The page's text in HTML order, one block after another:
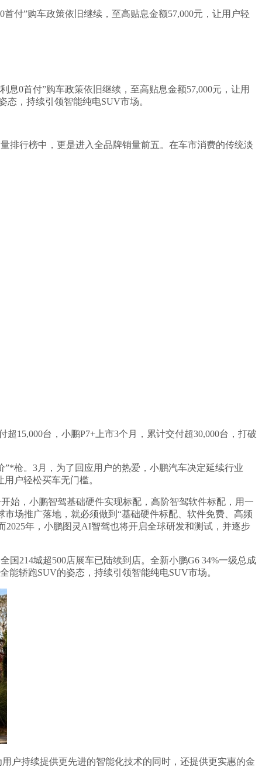
付”购车政策依旧继续，至高贴息金额57,000元，让用户轻
息0首付”购车政策依旧继续，至高贴息金额57,000元，让用
，持续引领智能纯电SUV市场。
排行榜中，更是进入全品牌销量前五。在车市消费的传统淡
15,000台，小鹏P7+上市3个月，累计交付超30,000台，打破
枪。3月，为了回应用户的热爱，小鹏汽车决定延续行业
户轻松买车无门槛。
始，小鹏智驾基础硬件实现标配，高阶智驾软件标配，用一
场推广落地，就必须做到“基础硬件标配、软件免费、高频
年，小鹏图灵AI智驾也将开启全球研发和测试，并逐步
214城超500店展车已陆续到店。全新小鹏G6 34%一级总成
轿跑SUV的姿态，持续引领智能纯电SUV市场。
户持续提供更先进的智能化技术的同时，还提供更实惠的金